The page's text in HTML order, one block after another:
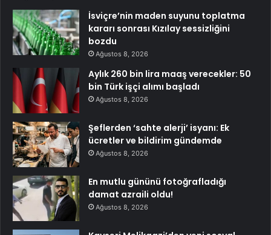
İsviçre’nin maden suyunu toplatma
kararı sonrası Kızılay sessizliğini
bozdu
Ağustos 8, 2026
Aylık 260 bin lira maaş verecekler: 50
bin Türk işçi alımı başladı
Ağustos 8, 2026
Şeflerden ‘sahte alerji’ isyanı: Ek
ücretler ve bildirim gündemde
Ağustos 8, 2026
En mutlu gününü fotoğrafladığı
damat azraili oldu!
Ağustos 8, 2026